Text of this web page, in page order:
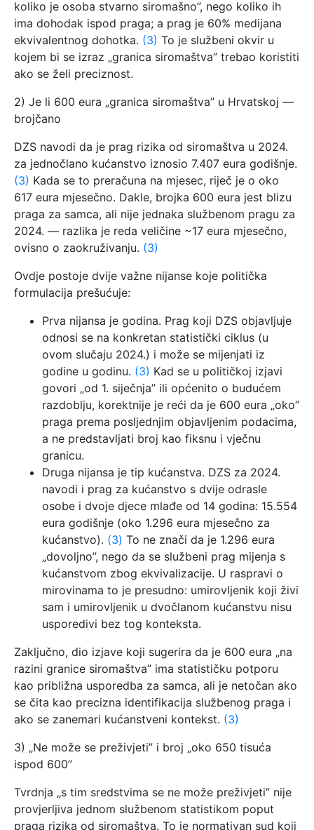
koliko je osoba stvarno siromašno”, nego koliko ih
ima dohodak ispod praga; a prag je 60% medijana
ekvivalentnog dohotka. (3) To je službeni okvir u
kojem bi se izraz „granica siromaštva” trebao koristiti
ako se želi preciznost.
2) Je li 600 eura „granica siromaštva” u Hrvatskoj —
brojčano
DZS navodi da je prag rizika od siromaštva u 2024.
za jednočlano kućanstvo iznosio 7.407 eura godišnje.
(3) Kada se to preračuna na mjesec, riječ je o oko
617 eura mjesečno. Dakle, brojka 600 eura jest blizu
praga za samca, ali nije jednaka službenom pragu za
2024. — razlika je reda veličine ~17 eura mjesečno,
ovisno o zaokruživanju. (3)
Ovdje postoje dvije važne nijanse koje politička
formulacija prešućuje:
Prva nijansa je godina. Prag koji DZS objavljuje
odnosi se na konkretan statistički ciklus (u
ovom slučaju 2024.) i može se mijenjati iz
godine u godinu. (3) Kad se u političkoj izjavi
govori „od 1. siječnja” ili općenito o budućem
razdoblju, korektnije je reći da je 600 eura „oko”
praga prema posljednjim objavljenim podacima,
a ne predstavljati broj kao fiksnu i vječnu
granicu.
Druga nijansa je tip kućanstva. DZS za 2024.
navodi i prag za kućanstvo s dvije odrasle
osobe i dvoje djece mlađe od 14 godina: 15.554
eura godišnje (oko 1.296 eura mjesečno za
kućanstvo). (3) To ne znači da je 1.296 eura
„dovoljno”, nego da se službeni prag mijenja s
kućanstvom zbog ekvivalizacije. U raspravi o
mirovinama to je presudno: umirovljenik koji živi
sam i umirovljenik u dvočlanom kućanstvu nisu
usporedivi bez tog konteksta.
Zaključno, dio izjave koji sugerira da je 600 eura „na
razini granice siromaštva” ima statističku potporu
kao približna usporedba za samca, ali je netočan ako
se čita kao precizna identifikacija službenog praga i
ako se zanemari kućanstveni kontekst. (3)
3) „Ne može se preživjeti” i broj „oko 650 tisuća
ispod 600”
Tvrdnja „s tim sredstvima se ne može preživjeti” nije
provjerljiva jednom službenom statistikom poput
praga rizika od siromaštva. To je normativan sud koji